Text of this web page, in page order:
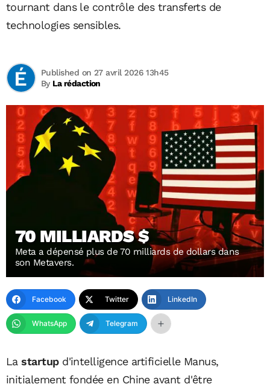
tournant dans le contrôle des transferts de
technologies sensibles.
By La rédaction
Published on 27 avril 2026 13h45
70 MILLIARDS $
Meta a dépensé plus de 70 milliards de dollars dans
son Metavers.
Facebook Twitter LinkedIn
WhatsApp Telegram
Lastartupd'intelligence artificielle Manus,
initialement fondée en Chine avant d'être